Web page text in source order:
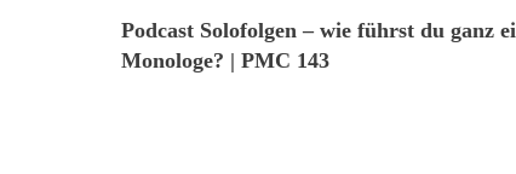
Podcast Solofolgen – wie führst du ganz
Monologe? | PMC 143